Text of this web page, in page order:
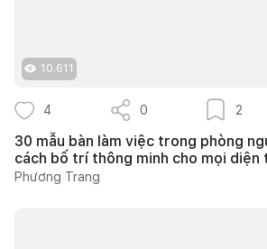
10.611
4 0 2
30 mẫu bàn làm việc trong phòng
cách bố trí thông minh cho mọi diện
Phương Trang